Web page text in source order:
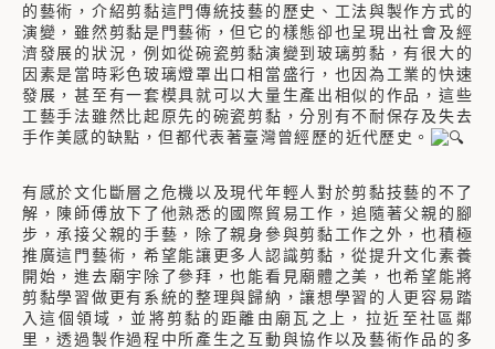
的藝術，介紹剪黏這門傳統技藝的歷史、工法與製作方式的
演變，雖然剪黏是門藝術，但它的樣態卻也呈現出社會及經
濟發展的狀況，例如從碗瓷剪黏演變到玻璃剪黏，有很大的
因素是當時彩色玻璃燈罩出口相當盛行，也因為工業的快速
發展，甚至有一套模具就可以大量生產出相似的作品，這些
工藝手法雖然比起原先的碗瓷剪黏，分別有不耐保存及失去
手作美感的缺點，但都代表著臺灣曾經歷的近代歷史。
有感於文化斷層之危機以及現代年輕人對於剪黏技藝的不了
解，陳師傅放下了他熟悉的國際貿易工作，追隨著父親的腳
步，承接父親的手藝，除了親身參與剪黏工作之外，也積極
推廣這門藝術，希望能讓更多人認識剪黏，從提升文化素養
開始，進去廟宇除了參拜，也能看見廟體之美，也希望能將
剪黏學習做更有系統的整理與歸納，讓想學習的人更容易踏
入這個領域，並將剪黏的距離由廟瓦之上，拉近至社區鄰
里，透過製作過程中所產生之互動與協作以及藝術作品的多